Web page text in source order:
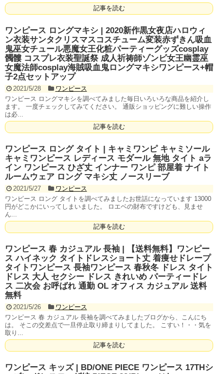
記事を読む
ワンピース ロングマキシ | 2020新作黒女夜店ハロウィ
ン衣装サンタクリスマスコスチューム変装赤ずきん吸血
鬼巫女チュール悪魔女王化粧パーティーグッズcosplay
髑髏 コスプレ衣装聖誕祭 成人祈祷師ゾンビ女王幽霊巫
女魔法師cosplay海賊吸血鬼ロングマキシワンピース+帽
子2点セットアップ
2021/5/28
ワンピース
ワンピース ロングマキシを調べてみました毎日いろいろな商品を紹介し
ます。 一度チェックしてみてください。 通販ショッピングに難しい操作
は必...
記事を読む
ワンピース ロング タイト | キャミワンピ キャミソール
キャミワンピース レディース モダール 無地 タイト aラ
イン ワンピース ひざ丈 インナー ワンピ 部屋着 ナイト
ルームウェア ロング マキシ丈 ノースリーブ
2021/5/27
ワンピース
ワンピース ロング タイトを調べてみましたお世話になっています 13000
円がどこかにいってしまいました。 ロエベの財布ですけども、見ませ
ん...
記事を読む
ワンピース 春 カジュアル 長袖 | 【送料無料】ワンピー
ス ハイネック タイトドレスショート丈 着痩せドレープ
タイトワンピース 長袖ワンピース 春秋冬 ドレス タイト
ドレス 大人 セクシー ドレス きれいめ パーティードレ
ス 二次会 お呼ばれ 通勤 OL オフィス カジュアル 送料
無料
2021/5/26
ワンピース
ワンピース 春 カジュアル 長袖を調べてみましたブログから、こんにち
は。 そこの交差点で一旦停止取り締まりしてました。 こすい！・・気を
取り...
記事を読む
ワンピース キッズ | BD/ONE PIECE ワンピース 17THシ